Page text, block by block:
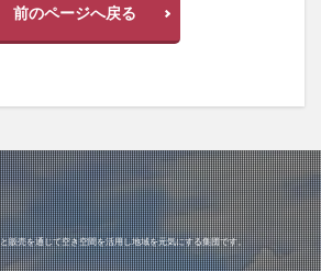
前のページへ戻る
販売を通じて空き空間を活用し地域を元気にする集団です。